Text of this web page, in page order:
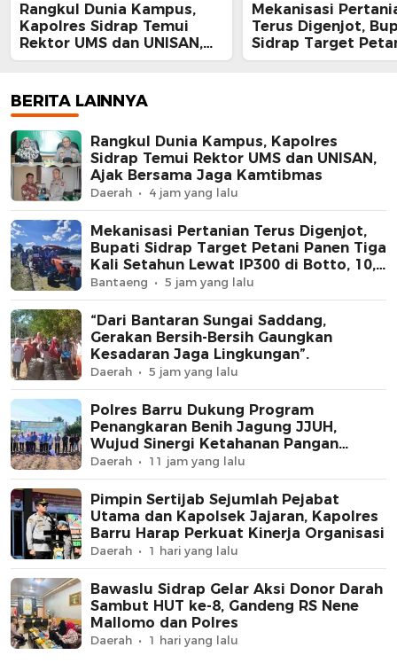
Rangkul Dunia Kampus,
Kapolres Sidrap Temui
Rektor UMS dan UNISAN,
Ajak Bersama Jaga
Mekanisasi
Terus Digenjot,
Sidrap Target
Panen Tiga Kali
BERITA LAINNYA
Rangkul Dunia Kampus, Kapolres
Sidrap Temui Rektor UMS dan UNISAN,
Ajak Bersama Jaga Kamtibmas
Daerah 4 jam yang lalu
Mekanisasi Pertanian Terus Digenjot,
Bupati Sidrap Target Petani Panen Tiga
Kali Setahun Lewat IP300 di Botto, 10,5
Hektare Sawah Langsung Diolah
dengan Rotavator dan Traktor
Bantaeng 5 jam yang lalu
“Dari Bantaran Sungai Saddang,
Gerakan Bersih-Bersih Gaungkan
Kesadaran Jaga Lingkungan”.
Daerah 5 jam yang lalu
Polres Barru Dukung Program
Penangkaran Benih Jagung JJUH,
Wujud Sinergi Ketahanan Pangan
Nasional
Daerah 11 jam yang lalu
Pimpin Sertijab Sejumlah Pejabat
Utama dan Kapolsek Jajaran, Kapolres
Barru Harap Perkuat Kinerja Organisasi
Daerah 1 hari yang lalu
Bawaslu Sidrap Gelar Aksi Donor Darah
Sambut HUT ke-8, Gandeng RS Nene
Mallomo dan Polres
Daerah 1 hari yang lalu